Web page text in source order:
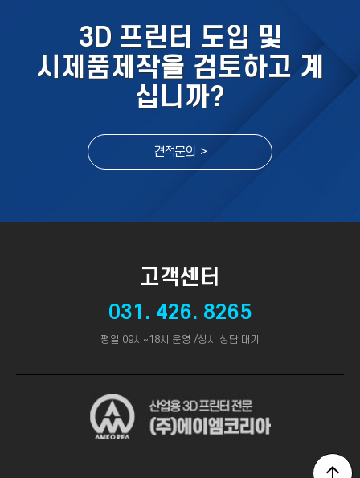
3D 프린터 도입 및
시제품제작을 검토하고 계
십니까?
견적문의 >
고객센터
031. 426. 8265
평일 09시~18시 운영 /상시 상담 대기